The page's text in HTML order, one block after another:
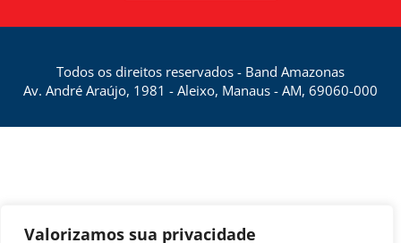
Valorizamos sua privacidade
Todos os direitos reservados - Band Amazonas
Av. André Araújo, 1981 - Aleixo, Manaus - AM, 69060-000